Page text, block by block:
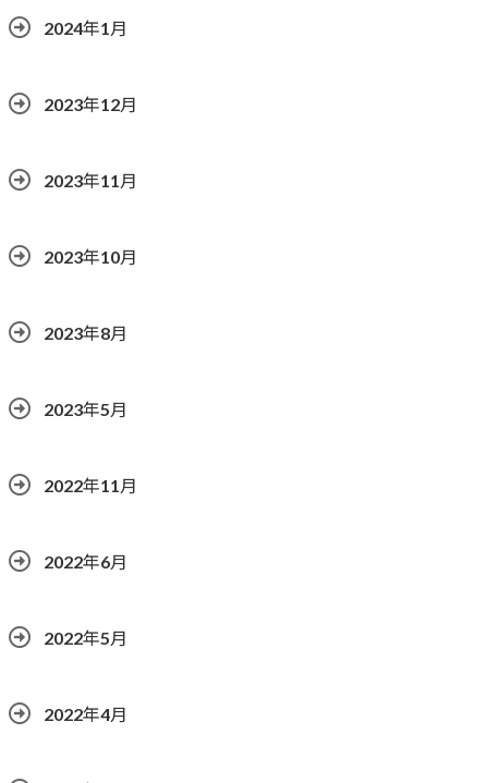
2024年1月
2023年12月
2023年11月
2023年10月
2023年8月
2023年5月
2022年11月
2022年6月
2022年5月
2022年4月